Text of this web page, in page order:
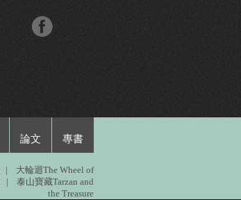
論文 專書
|
大輪迴The Wheel of
|
泰山寶藏Tarzan and
the Treasure